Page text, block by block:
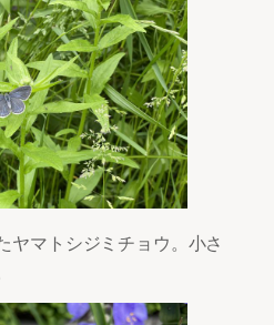
ヤマトシジミチョウ。小さ